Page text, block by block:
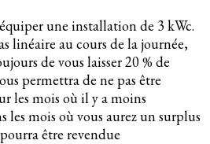
une installation de 3 kWc.
linéaire au cours de la journée,
de vous laisser 20 % de
permettra de ne pas être
les mois où il y a moins
les mois où vous aurez un surplus
être revendue